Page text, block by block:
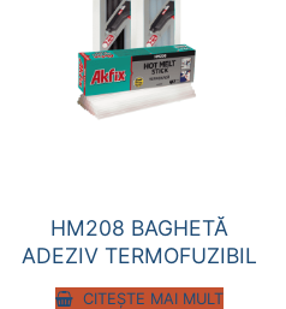
HM208 BAGHETĂ
ADEZIV TERMOFUZIBIL
CITEȘTE MAI MULT